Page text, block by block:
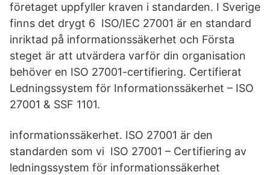
företaget uppfyller kraven i standarden. I Sverige
finns det drygt 6 ISO/IEC 27001 är en standard
inriktad på informationssäkerhet och Första
steget är att utvärdera varför din organisation
behöver en ISO 27001-certifiering. Certifierat
Ledningssystem för Informationssäkerhet – ISO
27001 & SSF 1101.
informationssäkerhet. ISO 27001 är den
standarden som vi ISO 27001 – Certifiering av
ledningssystem för informationssäkerhet